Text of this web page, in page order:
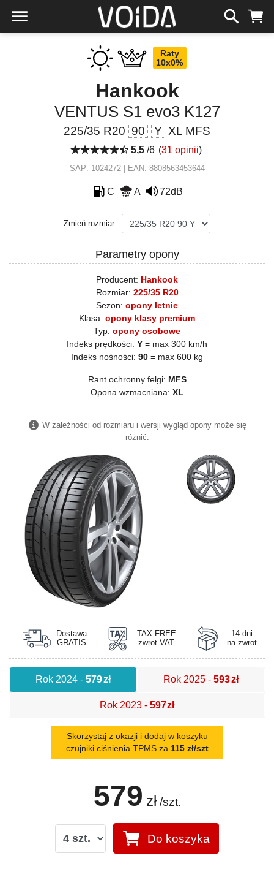
Raty
10x0%
Hankook
VENTUS S1 evo3 K127
225/35 R20 90 Y XL MFS
5,5/6 (31 opinii)
SAP: 1024272 | EAN: 8808563453644
C A 72dB
Zmień rozmiar
Parametry opony
Producent: Hankook
Rozmiar: 225/35 R20
Sezon: opony letnie
Klasa: opony klasy premium
Typ: opony osobowe
Indeks prędkości: Y = max 300 km/h
Indeks nośności: 90 = max 600 kg
Rant ochronny felgi: MFS
Opona wzmacniana: XL
W zależności od rozmiaru i wersji wygląd opony może się
różnić.
Dostawa
GRATIS
TAX FREE
zwrot VAT
14 dni
na zwrot
Rok 2024 -579zł Rok 2025 -593zł
Rok 2023- 597zł
Skorzystaj z okazji i dodaj w koszyku
czujniki ciśnienia TPMS za 115 zł/szt
579 zł /szt.
Do koszyka